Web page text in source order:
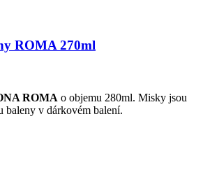
ROMA 270ml
ROMA o objemu 280ml. Misky jsou
baleny v dárkovém balení.